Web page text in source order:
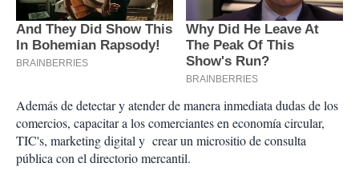
Además de detectar y atender de manera inmediata dudas de los
comercios, capacitar a los comerciantes en economía circular,
TIC's, marketing digital y crear un micrositio de consulta
pública con el directorio mercantil.